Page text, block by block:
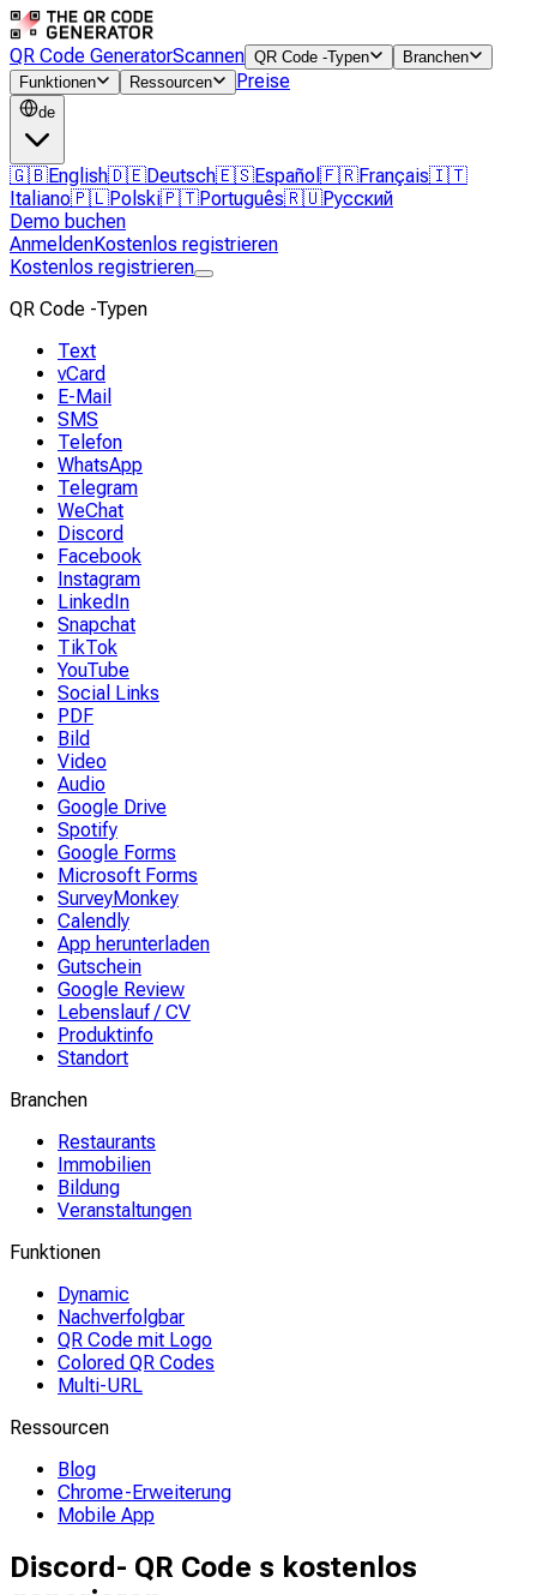
QR Code GeneratorScannen QR Code -Typen
Branchen
Funktionen
Ressourcen Preise
de
🇬🇧English🇩🇪Deutsch🇪🇸Español 🇫🇷Français🇮🇹
Italiano🇵🇱Polski🇵🇹Português🇷🇺Русский
Demo buchen
AnmeldenKostenlos registrieren
Kostenlos registrieren
QR Code -Typen
Text
vCard
E-Mail
SMS
Telefon
WhatsApp
Telegram
WeChat
Discord
Facebook
Instagram
LinkedIn
Snapchat
TikTok
YouTube
Social Links
PDF
Bild
Video
Audio
Google Drive
Spotify
Google Forms
Microsoft Forms
SurveyMonkey
Calendly
App herunterladen
Gutschein
Google Review
Lebenslauf / CV
Produktinfo
Standort
Branchen
Restaurants
Immobilien
Bildung
Veranstaltungen
Funktionen
Dynamic
Nachverfolgbar
QR Code mit Logo
Colored QR Codes
Multi-URL
Ressourcen
Blog
Chrome-Erweiterung
Mobile App
Discord- QR Code s kostenlos